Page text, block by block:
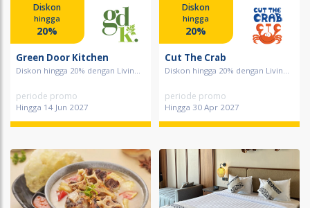
Diskon
hingga
20%
Green Door Kitchen
Diskon hingga 20% dengan Livin...
periode promo
Hingga 14 Jun 2027
Diskon
hingga
20%
Cut The Crab
Diskon hingga 20% dengan Livin...
periode promo
Hingga 30 Apr 2027